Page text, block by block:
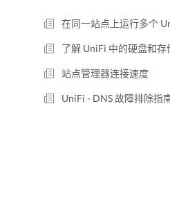
在同一站点上运行多个
了解 UniFi 中的硬盘和存
站点管理器连接速度
UniFi - DNS 故障排除指